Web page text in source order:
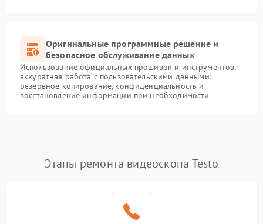
Оригинальные программные решение и
безопасное обслуживание данных
Использование официальных прошивок и инструментов,
аккуратная работа с пользовательскими данными:
резервное копирование, конфиденциальность и
восстановление информации при необходимости
Этапы ремонта видеоскопа Testo